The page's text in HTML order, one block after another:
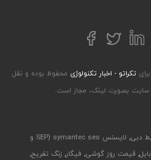
لینکداینتوییترفیسبوک
تکراتو - اخبار تکنولوژی محفوظ بوده و نقل
سایت بصورت لینک، مجاز است.
دبی,
لایسنس symantec ses (SEP و
, قیمت روز گوشی, فیگار, زنگ تفریح,